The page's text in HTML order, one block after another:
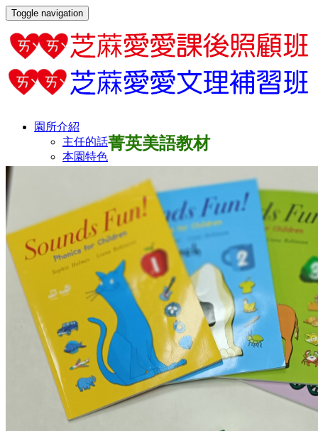
Toggle navigation
園所介紹
主任的話
本園特色
最新消息
倒數計時
小學館(安親/課輔)
招生訊息
深耕數學課
國小榮譽榜
傑出畢業生
交通位置
餐點表
中學館(國、高中文理)
給家長的話
招生訊息
課表資訊
段考榮譽榜
輝煌升學金榜
TutorABC
菁英美語教材